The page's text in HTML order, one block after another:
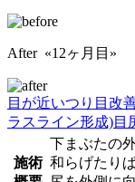
After «12ヶ月目»
目が近いつり目改
ラスライン形成)目
施術
下まぶたの
和らげたり